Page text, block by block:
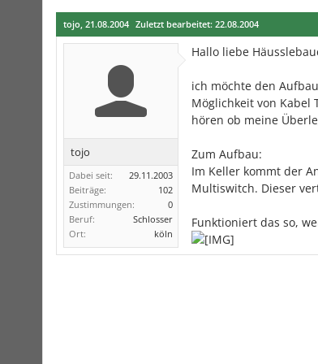
tojo, 21.08.2004 Zuletzt bearbeitet: 22.08.2004
tojo
Dabei seit:
29.11.2003
Beiträge:
102
Zustimmungen:
0
Beruf:
Schlosser
Ort:
köln
Hallo liebe
ich möchte den
Möglichkeit von Kabel
hören ob meine
Zum Aufbau:
Im Keller kommt der
Multiswitch. Dieser
Funktioniert das so,